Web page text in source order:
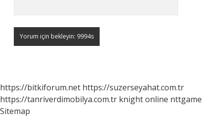
https://bitkiforum.net https://suzerseyahat.com.tr
https://tanriverdimobilya.com.tr knight online nttgame
Sitemap